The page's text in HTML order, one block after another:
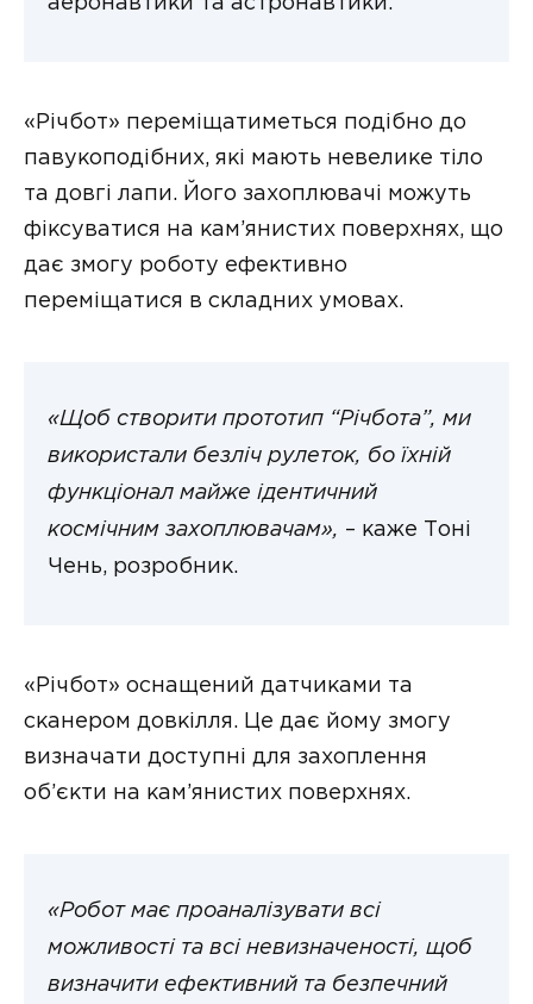
аеронавтики та астронавтики.
«Річбот» переміщатиметься подібно до
павукоподібних, які мають невелике тіло
та довгі лапи. Його захоплювачі можуть
фіксуватися на кам’янистих поверхнях, що
дає змогу роботу ефективно
переміщатися в складних умовах.
«Щоб створити прототип “Річбота”, ми
використали безліч рулеток, бо їхній
функціонал майже ідентичний
космічним захоплювачам», – каже Тоні
Чень, розробник.
«Річбот» оснащений датчиками та
сканером довкілля. Це дає йому змогу
визначати доступні для захоплення
об’єкти на кам’янистих поверхнях.
«Робот має проаналізувати всі
можливості та всі невизначеності, щоб
визначити ефективний та безпечний